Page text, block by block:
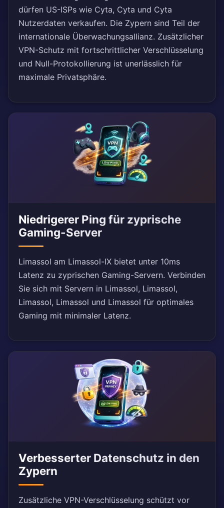
dürfen US-ISPs wie Cyta, Cyta und Cyta
Nutzerdaten verkaufen. Die Zypern sind Teil der
internationale Überwachungsallianz. Zusätzlicher
VPN-Schutz mit fortschrittlicher Verschlüsselung
und Null-Protokollierung ist unerlässlich für
maximale Privatsphäre.
Niedrigerer Ping für zyprische
Gaming-Server
Limassol am Limassol-IX bietet unter 10ms
Latenz zu zyprischen Gaming-Servern. Verbinden
Sie sich mit Servern in Limassol, Limassol,
Limassol, Limassol und Limassol für optimales
Gaming mit minimaler Latenz.
Verbesserter Datenschutz in den
Zypern
Zusätzliche VPN-Verschlüsselung schützt vor